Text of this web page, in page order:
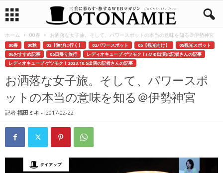
ホーム 00春 お洒落な女子旅。そして、パワースポットの本当の意味を知る＠伊勢神宮
00春 00秋 02【遊びに行く】 02パワースポット 05【観光向け】
05観光スポット
06おすすめ記事
06日帰り旅行
レディオキューブ ゲツモク！(4/4)出演の記者さんの記事
レディオキューブ ゲツモク！2023.10.5出演の記者さんの記事
お洒落な女子旅。そして、パワースポ
ットの本当の意味を知る＠伊勢神宮
記者 福田ミキ - 2017-02-22